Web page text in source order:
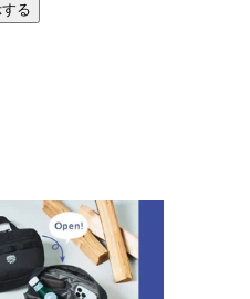
る